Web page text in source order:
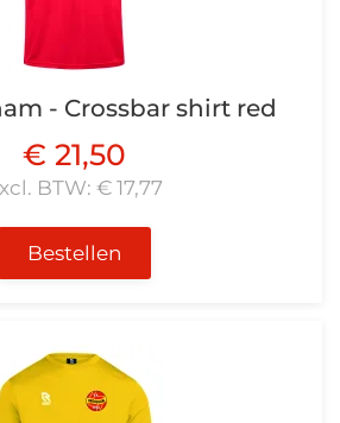
- Crossbar shirt red
€ 21,50
BTW: € 17,77
Bestellen